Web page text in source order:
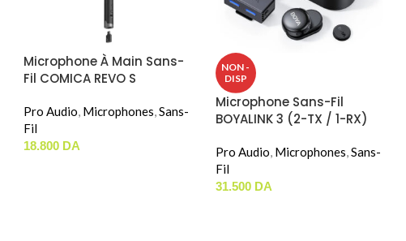
Microphone À Main Sans-
Fil COMICA REVO S
Pro Audio, Microphones,Sans-
Fil
18.800 DA
NON -
DISP
Microphone Sans-Fil
BOYALINK 3 (2-TX / 1-RX)
Pro Audio, Microphones,Sans-
Fil
31.500 DA